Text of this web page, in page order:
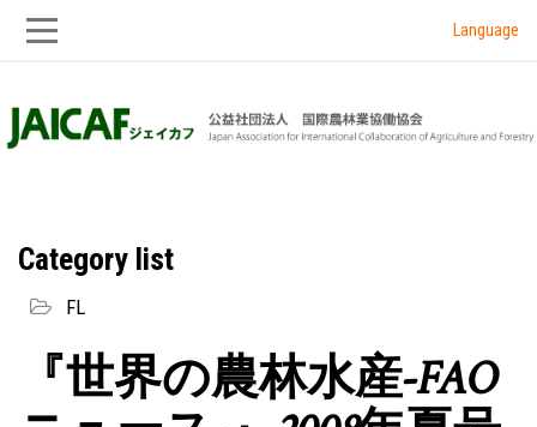
to
to
Language
Category list
FL
『世界の農林水産-FAO